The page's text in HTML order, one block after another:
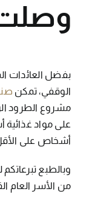
بفضل العائدات
الوقفي، تمكن
على مواد غذائية
أشخاص على
وبالطبع
من الأسر العام